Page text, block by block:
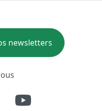
newsletters